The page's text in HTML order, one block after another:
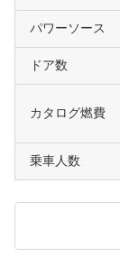
パワーソース
ドア数
カタログ燃費
乗車人数